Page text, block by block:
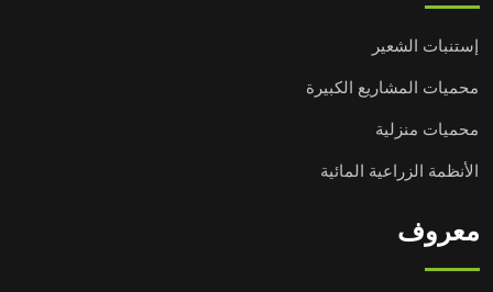
إستنبات الشعير
محميات المشاريع الكبيرة
محميات منزلية
الأنظمة الزراعية المائية
معروف